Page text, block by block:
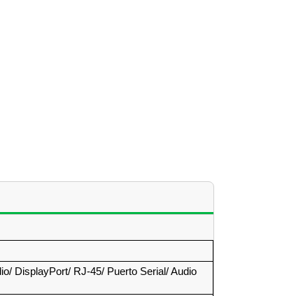
DisplayPort/ RJ-45/ Puerto Serial/ Audio